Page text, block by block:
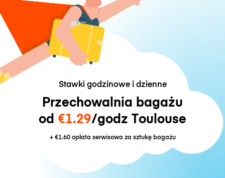
Stawki godzinowe i dzienne
Przechowalnia bagażu
od €1.29/godz Toulouse
+€1.60opłata serwisowa za sztukę bagażu